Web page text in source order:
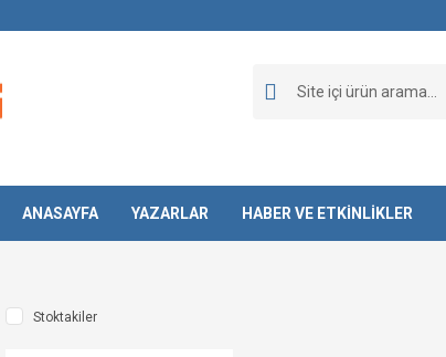
ANASAYFA YAZARLAR HABER VE ETKİNLİKLER
Stoktakiler